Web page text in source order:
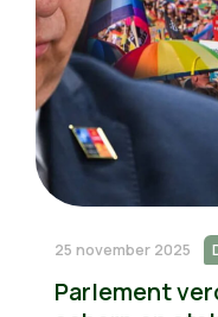
25 november 2025
Parlement